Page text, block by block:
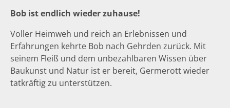
Bob ist endlich wieder zuhause!
Voller Heimweh und reich an Erlebnissen und
Erfahrungen kehrte Bob nach Gehrden zurück. Mit
seinem Fleiß und dem unbezahlbaren Wissen über
Baukunst und Natur ist er bereit, Germerott wieder
tatkräftig zu unterstützen.